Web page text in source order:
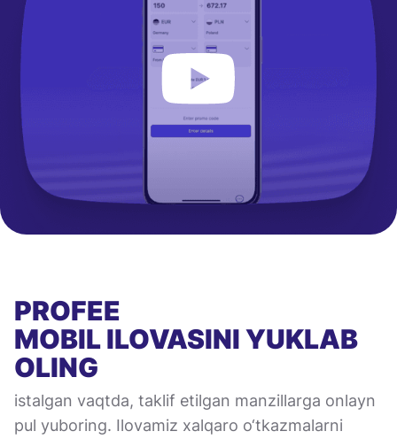
PROFEE
MOBIL ILOVASINIYUKLAB
OLING
istalgan vaqtda, taklif etilgan manzillarga onlayn
pul yuboring. Ilovamiz xalqaro o‘tkazmalarni